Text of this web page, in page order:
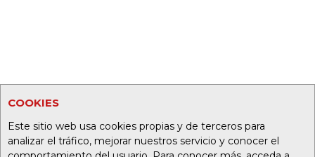
COOKIES
Este sitio web usa cookies propias y de terceros para
analizar el tráfico, mejorar nuestros servicio y conocer el